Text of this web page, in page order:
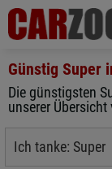
Günstig Super
Die günstigsten
unserer Übersicht